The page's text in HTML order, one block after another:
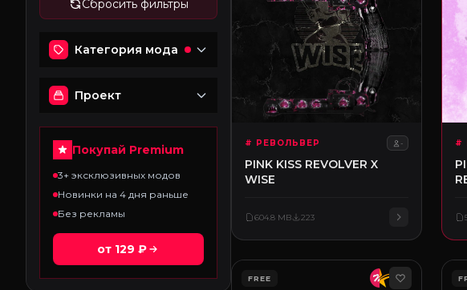
Сбросить фильтры
Категория мода
Проект
Покупай Premium
3+ эксклюзивных модов
Новинки на 4 дня раньше
Без рекламы
от 129 ₽
# РЕВОЛЬВЕР -
PINK KISS REVOLVER X
WISE
604.8 MB 223
#
FREE